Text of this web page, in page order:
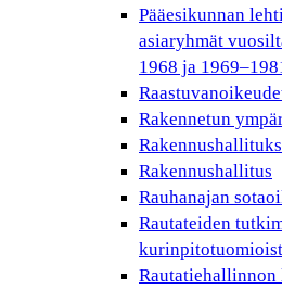
Pääesikunnan
asiaryhmät
1968 ja
Rakennetun
Rakennushallitus
Rauhanajan
Rautateiden